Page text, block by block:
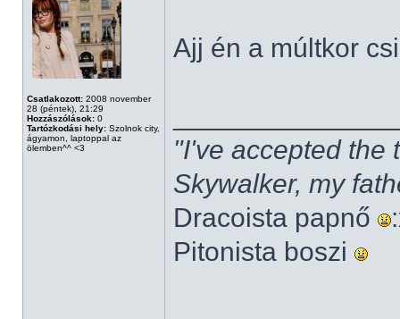
Csatlakozott: 2008 november
28 (péntek), 21:29
Hozzászólások: 0
Tartózkodási hely: Szolnok city,
ágyamon, laptoppal az
ölemben^^ <3
Ajj én a múltkor
"I've accepted the
Skywalker, my
Dracoista papnő
Pitonista boszi